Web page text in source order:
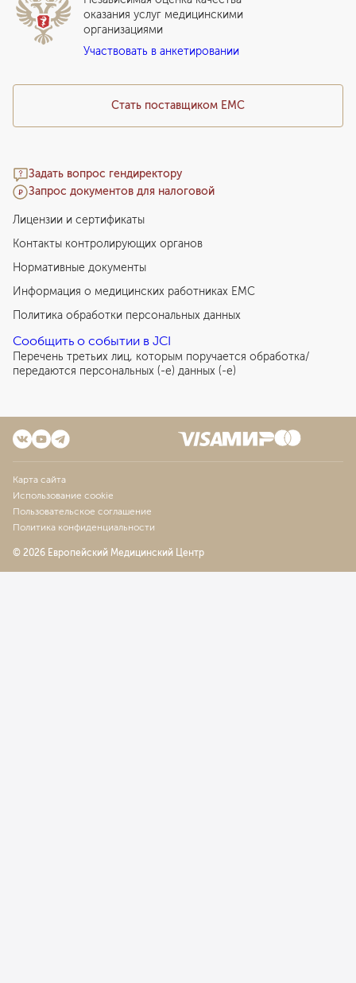
Прайс-лист
Подарочный сертификат EMC
Медицинский туризм
Программы привилегий
Стать поставщиком ЕМС
Задать вопрос гендиректору
Запрос документов для налоговой
оказания услуг медицинскими
организациями
Участвовать в анкетировании
Лицензии и сертификаты
Контакты контролирующих органов
Нормативные документы
Информация о медицинских работниках EMC
Политика обработки персональных данных
Сообщить о событии в JCI
Перечень третьих лиц, которым поручается обработка/
передаются персональных (-е) данных (-е)
Карта сайта
Использование cookie
Пользовательское соглашение
Политика конфиденциальности
© 2026 Европейский Медицинский Центр